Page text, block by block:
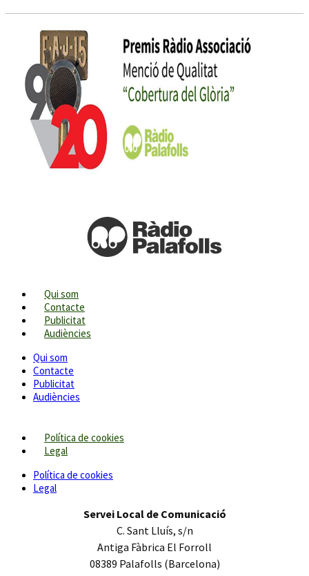
Qui som
Contacte
Publicitat
Audiències
Qui som
Contacte
Publicitat
Audiències
Política de cookies
Legal
Política de cookies
Legal
Servei Local de Comunicació
C. Sant Lluís, s/n
Antiga Fàbrica El Forroll
08389 Palafolls (Barcelona)